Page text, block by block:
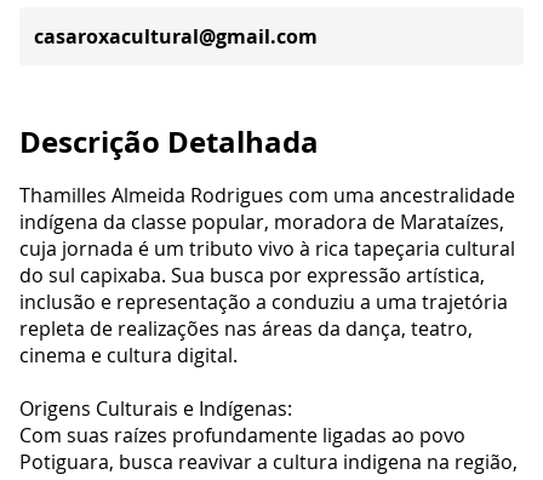
casaroxacultural@gmail.com
Descrição Detalhada
Thamilles Almeida Rodrigues com uma ancestralidade
indígena da classe popular, moradora de Marataízes,
cuja jornada é um tributo vivo à rica tapeçaria cultural
do sul capixaba. Sua busca por expressão artística,
inclusão e representação a conduziu a uma trajetória
repleta de realizações nas áreas da dança, teatro,
cinema e cultura digital.
Origens Culturais e Indígenas:
Com suas raízes profundamente ligadas ao povo
Potiguara, busca reavivar a cultura indigena na região,